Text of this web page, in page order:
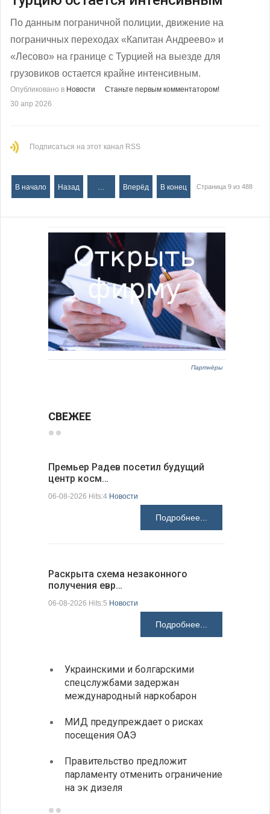
По данным пограничной полиции, движение на
пограничных переходах «Капитан Андреево» и
«Лесово» на границе с Турцией на выезде для
грузовиков остается крайне интенсивным.
Опубликовано в Новости
Станьте первым комментатором!
30 апр 2026
Подписаться на этот канал RSS
В начало Назад … Вперёд В конец Страница 9 из 488
Партнёры
СВЕЖЕЕ
Премьер Радев посетил будущий
центр косм…
06-08-2026 Hits:4 Новости
Подробнее...
Раскрыта схема незаконного
получения евр…
06-08-2026 Hits:5 Новости
Подробнее...
Украинскими и болгарскими
спецслужбами задержан
международный наркобарон
МИД предупреждает о рисках
посещения ОАЭ
Правительство предложит
парламенту отменить ограничение
на эк дизеля